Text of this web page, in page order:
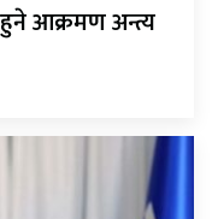
आक्रमण अन्त्य